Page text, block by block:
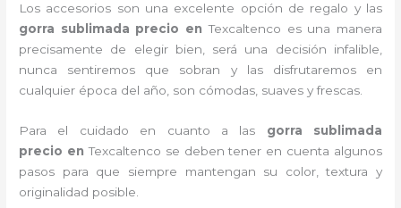
Los accesorios son una excelente opción de regalo y las
gorra sublimada precio enTexcaltenco es una manera
precisamente de elegir bien, será una decisión infalible,
nunca sentiremos que sobran y las disfrutaremos en
cualquier época del año, son cómodas, suaves y frescas.
Para el cuidado en cuanto a las gorra sublimada
precio enTexcaltenco se deben tener en cuenta algunos
pasos para que siempre mantengan su color, textura y
originalidad posible.